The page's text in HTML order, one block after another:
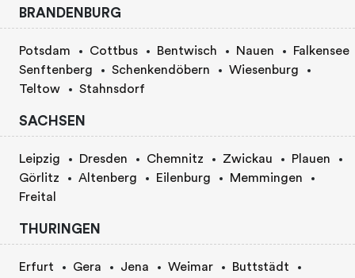
BRANDENBURG
Potsdam Cottbus Bentwisch Nauen
Falkensee
Senftenberg
Schenkendöbern
Wiesenburg
Teltow
Stahnsdorf
SACHSEN
Leipzig Dresden Chemnitz Zwickau
Plauen
Görlitz
Altenberg Eilenburg
Memmingen
Freital
THURINGEN
Erfurt Gera Jena Weimar
Buttstädt